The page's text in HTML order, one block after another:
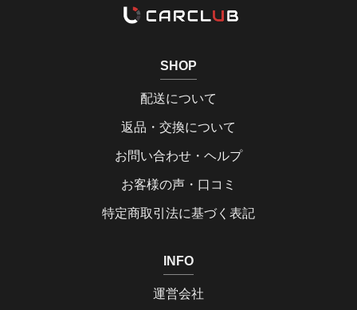
SHOP
配送について
返品・交換について
お問い合わせ・ヘルプ
お客様の声・口コミ
特定商取引法に基づく表記
INFO
運営会社